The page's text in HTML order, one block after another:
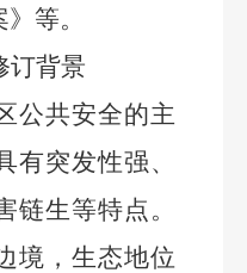
》 等。
订背景
公共安全的主
有突发性强、
链生等特点。
境，生态地位